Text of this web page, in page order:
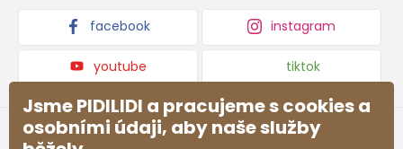
Kolekce zboží
facebook instagram
youtube tiktok
Jsme PIDILIDI a pracujeme s cookies a
osobními údaji, aby naše služby